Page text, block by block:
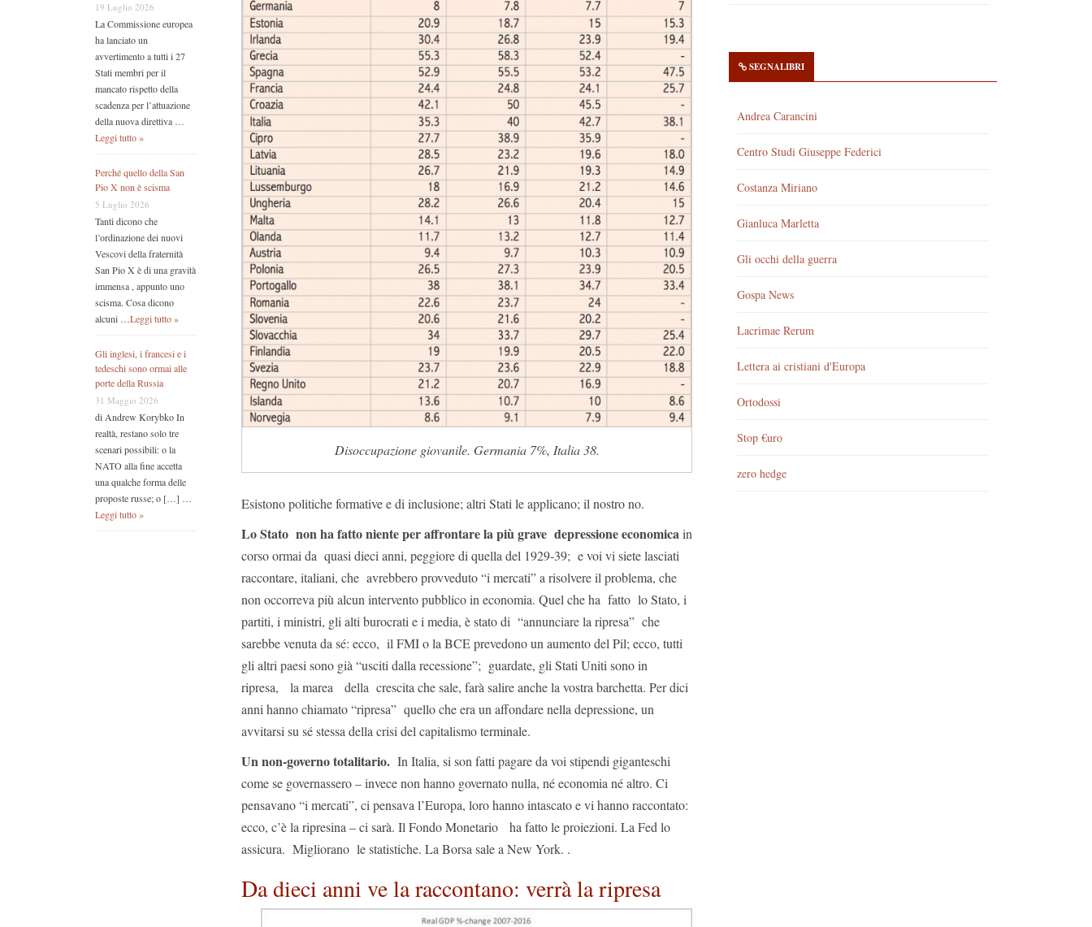
19 Luglio 2026
La Commissione europea
ha lanciato un
avvertimento a tutti i 27
Stati membri per il
mancato rispetto della
scadenza per l’attuazione
della nuova direttiva …
Leggi tutto »
Perché quello della San
Pio X non è scisma
5 Luglio 2026
Tanti dicono che
l’ordinazione dei nuovi
Vescovi della fraternità
San Pio X è di una gravità
immensa , appunto uno
scisma. Cosa dicono
alcuni …Leggi tutto »
Gli inglesi, i francesi e i
tedeschi sono ormai alle
porte della Russia
31 Maggio 2026
di Andrew Korybko In
realtà, restano solo tre
scenari possibili: o la
NATO alla fine accetta
una qualche forma delle
proposte russe; o […] …
Leggi tutto »
Disoccupazione giovanile. Germania 7%, Italia 38.
Esistono politiche formative e di inclusione; altri Stati le applicano; il nostro no.
Lo Stato non ha fatto niente per affrontare la più grave depressione economica in
corso ormai da quasi dieci anni, peggiore di quella del 1929-39; e voi vi siete lasciati
raccontare, italiani, che avrebbero provveduto “i mercati” a risolvere il problema, che
non occorreva più alcun intervento pubblico in economia. Quel che ha fatto lo Stato, i
partiti, i ministri, gli alti burocrati e i media, è stato di “annunciare la ripresa” che
sarebbe venuta da sé: ecco, il FMI o la BCE prevedono un aumento del Pil; ecco, tutti
gli altri paesi sono già “usciti dalla recessione”; guardate, gli Stati Uniti sono in
ripresa, la marea della crescita che sale, farà salire anche la vostra barchetta. Per dici
anni hanno chiamato “ripresa” quello che era un affondare nella depressione, un
avvitarsi su sé stessa della crisi del capitalismo terminale.
Un non-governo totalitario. In Italia, si son fatti pagare da voi stipendi giganteschi
come se governassero – invece non hanno governato nulla, né economia né altro. Ci
pensavano “i mercati”, ci pensava l’Europa, loro hanno intascato e vi hanno raccontato:
ecco, c’è la ripresina – ci sarà. Il Fondo Monetario ha fatto le proiezioni. La Fed lo
assicura. Migliorano le statistiche. La Borsa sale a New York. .
Da dieci anni ve la raccontano: verrà la ripresa
SEGNALIBRI
Andrea Carancini
Centro Studi Giuseppe Federici
Costanza Miriano
Gianluca Marletta
Gli occhi della guerra
Gospa News
Lacrimae Rerum
Lettera ai cristiani d'Europa
Ortodossi
Stop €uro
zero hedge